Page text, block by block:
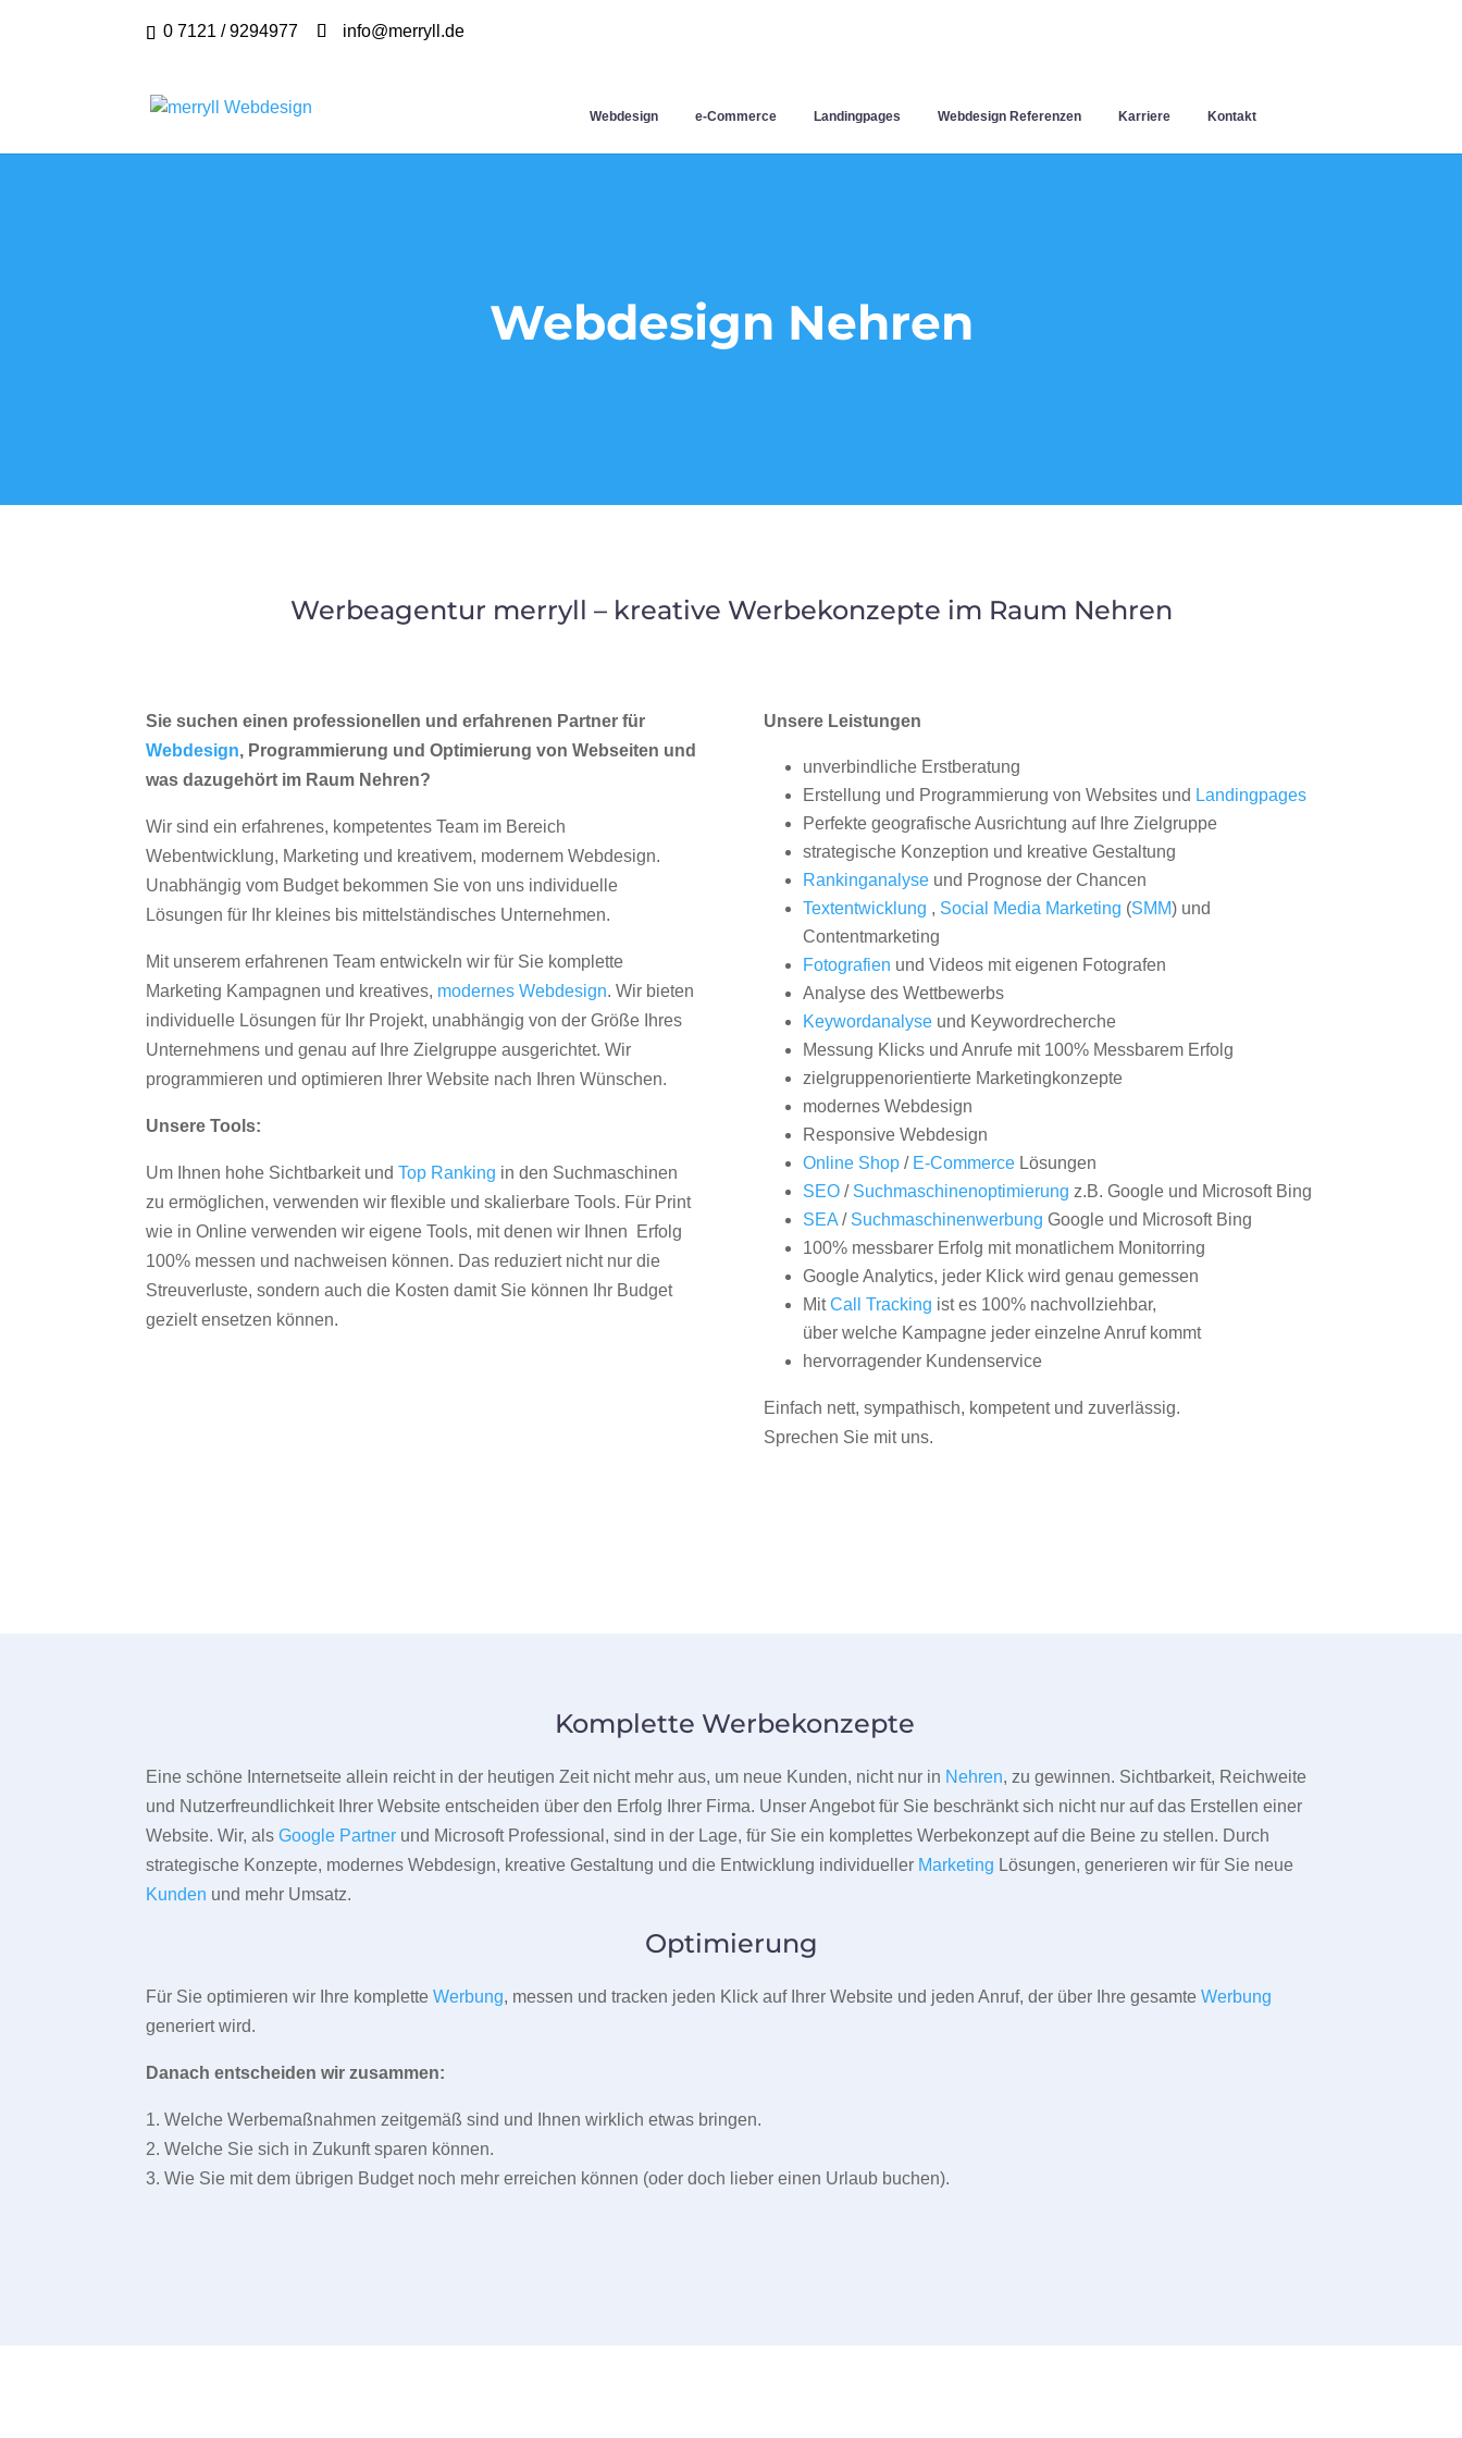
0 7121 / 9294977 info@merryll.de
Webdesign e-Commerce Landingpages Webdesign Referenzen Karriere Kontakt
Webdesign Nehren
Werbeagentur merryll – kreative Werbekonzepte im Raum Nehren
Sie suchen einen professionellen und erfahrenen Partner für
Webdesign, Programmierung und Optimierung von Webseiten und
was dazugehört im Raum Nehren?
Wir sind ein erfahrenes, kompetentes Team im Bereich
Webentwicklung, Marketing und kreativem, modernem Webdesign.
Unabhängig vom Budget bekommen Sie von uns individuelle
Lösungen für Ihr kleines bis mittelständisches Unternehmen.
Mit unserem erfahrenen Team entwickeln wir für Sie komplette
Marketing Kampagnen und kreatives, modernes Webdesign. Wir bieten
individuelle Lösungen für Ihr Projekt, unabhängig von der Größe Ihres
Unternehmens und genau auf Ihre Zielgruppe ausgerichtet. Wir
programmieren und optimieren Ihrer Website nach Ihren Wünschen.
Unsere Tools:
Um Ihnen hohe Sichtbarkeit undTop Ranking in den Suchmaschinen
zu ermöglichen, verwenden wir flexible und skalierbare Tools. Für Print
wie in Online verwenden wir eigene Tools, mit denen wir Ihnen Erfolg
100% messen und nachweisen können. Das reduziert nicht nur die
Streuverluste, sondern auch die Kosten damit Sie können Ihr Budget
gezielt ensetzen können.
Unsere Leistungen
unverbindliche Erstberatung
Erstellung und Programmierung von Websites und Landingpages
Perfekte geografische Ausrichtung auf Ihre Zielgruppe
strategische Konzeption und kreative Gestaltung
Rankinganalyseund Prognose der Chancen
Textentwicklung , Social Media Marketing (SMM) und
Contentmarketing
Fotografien und Videos mit eigenen Fotografen
Analyse des Wettbewerbs
Keywordanalyseund Keywordrecherche
Messung Klicks und Anrufe mit 100% Messbarem Erfolg
zielgruppenorientierte Marketingkonzepte
modernes Webdesign
Responsive Webdesign
Online Shop/ E-CommerceLösungen
SEO/ Suchmaschinenoptimierung z.B. Google und Microsoft Bing
SEA/ Suchmaschinenwerbung Google und Microsoft Bing
100% messbarer Erfolg mit monatlichem Monitorring
Google Analytics, jeder Klick wird genau gemessen
MitCall Tracking ist es 100% nachvollziehbar,
über welche Kampagne jeder einzelne Anruf kommt
hervorragender Kundenservice
Einfach nett, sympathisch, kompetent und zuverlässig.
Sprechen Sie mit uns.
Komplette Werbekonzepte
Eine schöne Internetseite allein reicht in der heutigen Zeit nicht mehr aus, um neue Kunden, nicht nur in Nehren, zu gewinnen. Sichtbarkeit, Reichweite
und Nutzerfreundlichkeit Ihrer Website entscheiden über den Erfolg Ihrer Firma. Unser Angebot für Sie beschränkt sich nicht nur auf das Erstellen einer
Website. Wir, alsGoogle Partner und Microsoft Professional, sind in der Lage, für Sie ein komplettes Werbekonzept auf die Beine zu stellen. Durch
strategische Konzepte, modernes Webdesign, kreative Gestaltung und die Entwicklung individueller Marketing Lösungen, generieren wir für Sie neue
Kunden und mehr Umsatz.
Optimierung
Für Sie optimieren wir Ihre kompletteWerbung, messen und tracken jeden Klick auf Ihrer Website und jeden Anruf, der über Ihre gesamteWerbung
generiert wird.
Danach entscheiden wir zusammen:
1. Welche Werbemaßnahmen zeitgemäß sind und Ihnen wirklich etwas bringen.
2. Welche Sie sich in Zukunft sparen können.
3. Wie Sie mit dem übrigen Budget noch mehr erreichen können (oder doch lieber einen Urlaub buchen).